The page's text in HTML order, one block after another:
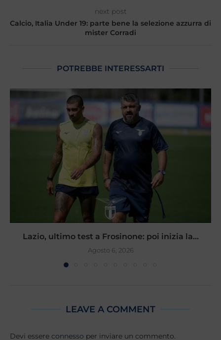
next post
Calcio, Italia Under 19: parte bene la selezione azzurra di
mister Corradi
POTREBBE INTERESSARTI
Lazio, ultimo test a Frosinone: poi inizia la...
Agosto 6, 2026
LEAVE A COMMENT
Devi essere connesso per inviare un commento.